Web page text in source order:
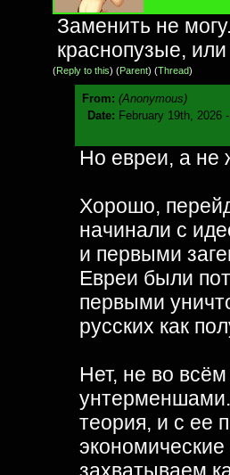
Заменить не
краснопузые,
(Reply to this) (Parent) (Thread)
From: (Anonymous)
Date: February 19th, 2026
Но евреи, а не
Хорошо,
начинали с
и первыми
Евреи были
первыми
русских как
Нет, не во
теория, и с ее